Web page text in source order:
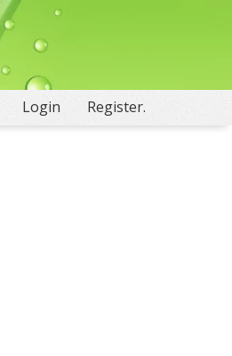
Login Register.